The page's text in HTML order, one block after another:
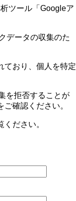
ツール「 Googleア
データの収集のた
ており、個人を特定
を拒否することが
確認ください。
ださい。